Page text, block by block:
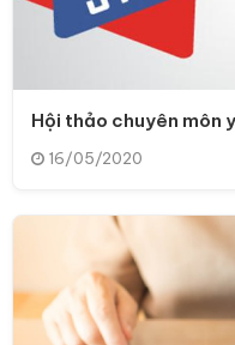
Hội thảo chuyên môn
16/05/2020